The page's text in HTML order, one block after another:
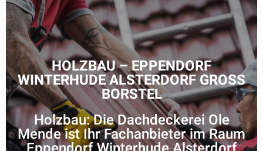
HOLZBAU – EPPENDORF
WINTERHUDE ALSTERDORF GROSS B
ORSTEL
Holzbau: Die Dachdeckerei Ole
Mende ist Ihr Fachanbieter im Raum